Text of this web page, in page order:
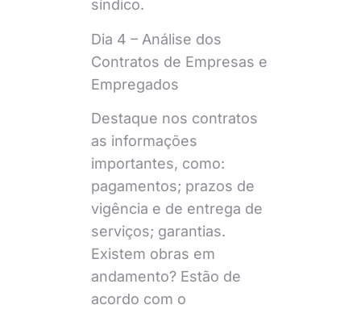
síndico.
Dia 4 – Análise dos
Contratos de Empresas e
Empregados
Destaque nos contratos
as informações
importantes, como:
pagamentos; prazos de
vigência e de entrega de
serviços; garantias.
Existem obras em
andamento? Estão de
acordo com o